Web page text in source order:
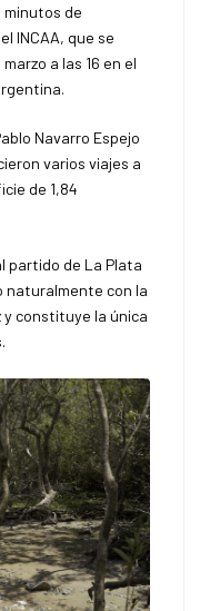
de
INCAA, que se
a las 16 en el
Navarro Espejo
varios viajes a
de 1,84
partido de La Plata
naturalmente con la
y constituye la única